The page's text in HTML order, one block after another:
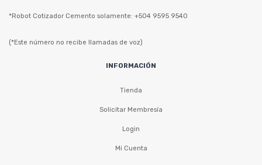
*Robot Cotizador Cemento solamente: +504 9595 9540
(*Este número no recibe llamadas de voz)
INFORMACIÓN
Tienda
Solicitar Membresía
Login
Mi Cuenta